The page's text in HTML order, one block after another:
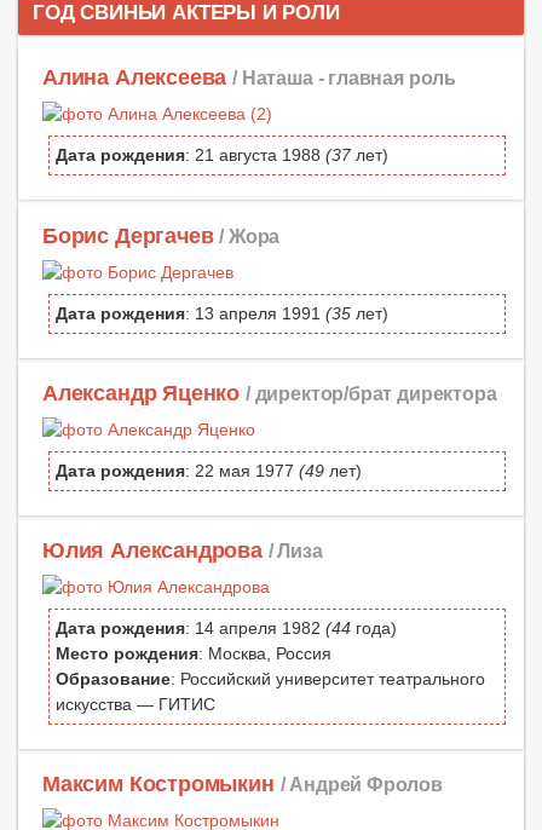
ГОД СВИНЬИ АКТЕРЫ И РОЛИ
Алина Алексеева / Наташа - главная роль
Дата рождения: 21 августа 1988 (37лет)
Борис Дергачев / Жора
Дата рождения: 13 апреля 1991 (35 лет)
Александр Яценко / директор/брат директора
Дата рождения: 22 мая 1977 (49 лет)
Юлия Александрова / Лиза
Дата рождения: 14 апреля 1982 (44 года)
Место рождения: Москва, Россия
Образование: Российский университет театрального
искусства — ГИТИС
Максим Костромыкин / Андрей Фролов